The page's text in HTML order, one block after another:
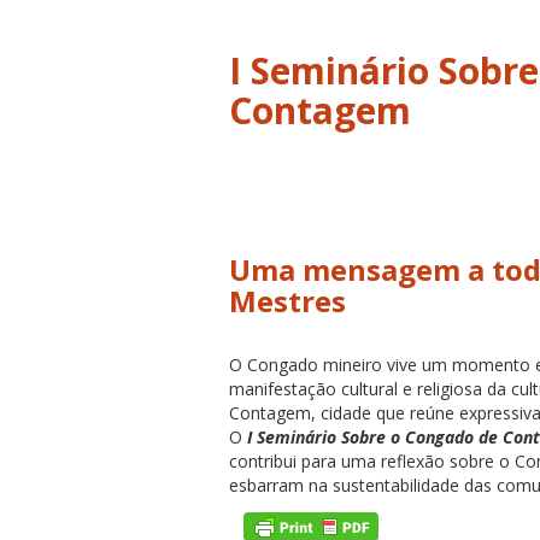
I Seminário
Uma mensagem a
Mestres
O Congado mineiro vive um
manifestação cultural e religiosa da
Contagem, cidade que reúne
O I Seminário Sobre o Congado de
contribui para uma reflexão sobre o
esbarram na sustentabilidade das